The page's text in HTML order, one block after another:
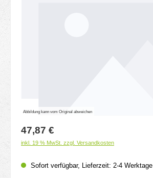
Abbildung kann vom Original abweichen
Regulärer Preis:
47,87 €
inkl. 19 % MwSt. zzgl. Versandkosten
Sofort verfügbar, Lieferzeit: 2-4 Werktage